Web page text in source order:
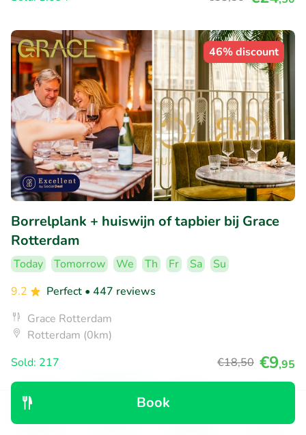
Book
46% discount
Borrelplank + huiswijn of tapbier bij Grace
Rotterdam
Today Tomorrow We Th Fr Sa
Su
9.2
Perfect • 447 reviews
Grace Rotterdam
Rotterdam (0km)
Sold: 217
€18,50 €9,95